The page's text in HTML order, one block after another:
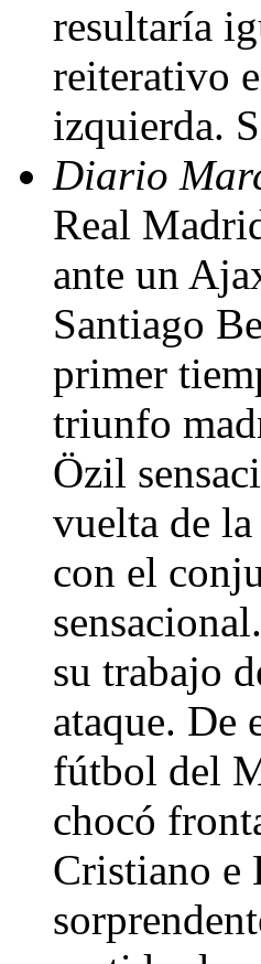
resultaría
reiterativo
izquierda.
Diario
Real
ante un
Santiago
primer
triunfo
Özil
vuelta de
con el
su trabajo
ataque. De
fútbol del
chocó
Cristiano e